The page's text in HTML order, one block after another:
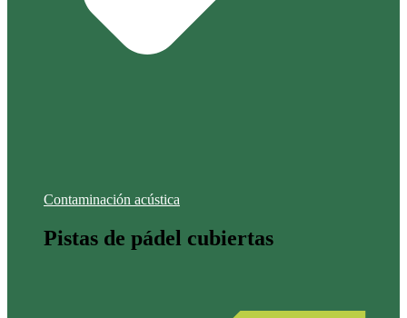
Contaminación acústica
Pistas de pádel cubiertas